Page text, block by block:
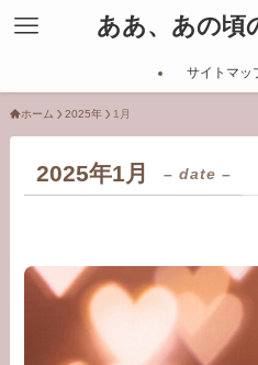
ああ、あの頃
サイトマッ
ホーム 2025年 1月
2025年1月 – date –